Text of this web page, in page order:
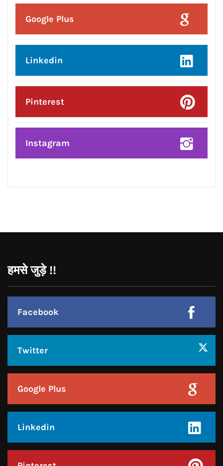
Posted On:6 Aug 2026
ਜਲੰਧਰ ਸੈਂਟਰਲ ਦੀਆਂ ਮਹਿਲਾਵਾਂ ਲਈ ਰੱਖੜੀ
ਦਾ ਤੋਹਫ਼ਾ: ਨਿਤਿਨ ਕੋਹਲੀ ਨੇ ਅਗਲੇ ਛੇ
ਮਹੀਨਿਆਂ ਵਿੱਚ ₹59 ਕਰੋੜ ਦੇ ਵਿਕਾਸ ਕਾਰਜਾਂ
ਦਾ ਕੀਤਾ ਐਲਾਨ
Linkedin
Pinterest
Instagram